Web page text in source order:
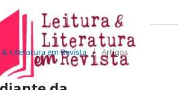
Literatura em Revista / Artigos